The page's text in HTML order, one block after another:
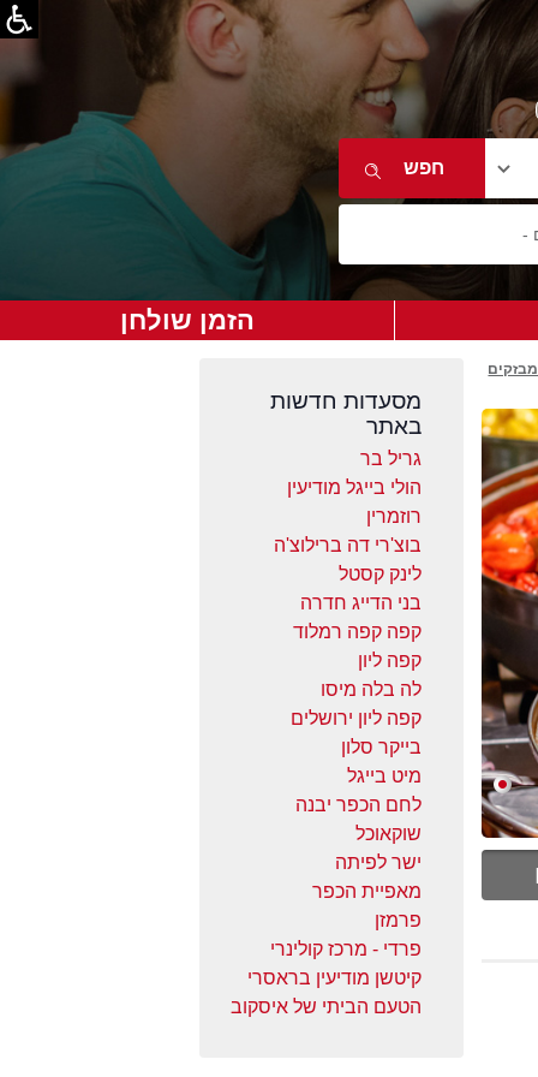
הזמן שולחן
מסעדות חדשות
באתר
גריל בר
הולי בייגל מודיעין
רוזמרין
בוצ'רי דה ברילוצ'ה
לינק קסטל
בני הדייג חדרה
קפה קפה רמלוד
קפה ליון
לה בלה מיסו
קפה ליון ירושלים
בייקר סלון
מיט בייגל
לחם הכפר יבנה
שוקאוכל
ישר לפיתה
מאפיית הכפר
פרמזן
פרדי - מרכז קולינרי
קיטשן מודיעין בראסרי
הטעם הביתי של איסקוב